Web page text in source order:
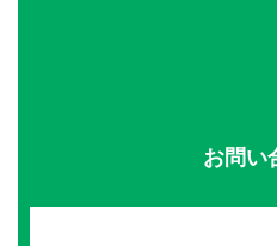
お問い